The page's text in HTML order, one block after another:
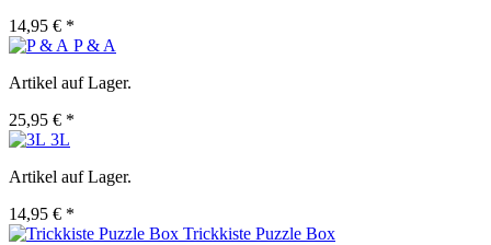
14,95 € *
P & A
Artikel auf Lager.
25,95 € *
3L
Artikel auf Lager.
14,95 € *
Trickkiste Puzzle Box